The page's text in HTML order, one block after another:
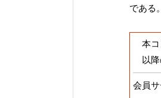
である
本コ
以降
会員